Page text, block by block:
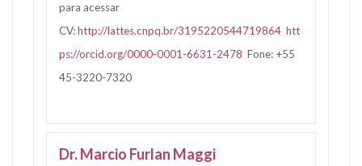
para acessar
CV:http://lattes.cnpq.br/3195220544719864 htt
ps://orcid.org/0000-0001-6631-2478 Fone: +55
45-3220-7320
Dr. Marcio Furlan Maggi